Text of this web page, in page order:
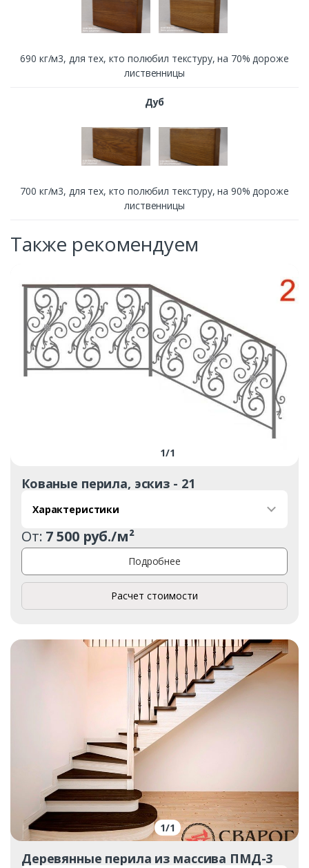
690 кг/м3, для тех, кто полюбил текстуру, на 70% дороже
лиственницы
Дуб
700 кг/м3, для тех, кто полюбил текстуру, на 90% дороже
лиственницы
Также рекомендуем
1/1
Кованые перила, эскиз - 21
Характеристики
От: 7 500 руб./м²
Подробнее
Расчет стоимости
1/1
Деревянные перила из массива ПМД-3